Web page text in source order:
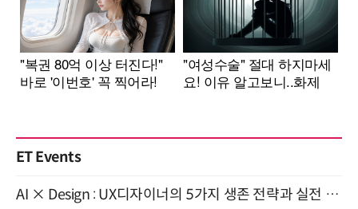
ET Events
AI × Design : UX디자이너의 5가지 생존 전략과 실전 대응 8월 28일 개최